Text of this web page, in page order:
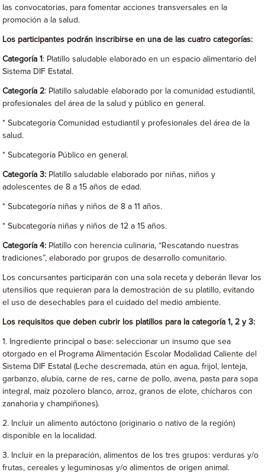
las convocatorias, para fomentar acciones transversales en la
promoción a la salud.
Los participantes podrán inscribirse en una de las cuatro categorías:
Categoría 1 : Platillo saludable elaborado en un espacio alimentario del
Sistema DIF Estatal.
Categoría 2: Platillo saludable elaborado por la comunidad estudiantil,
profesionales del área de la salud y público en general.
* Subcategoría Comunidad estudiantil y profesionales del área de la
salud.
* Subcategoría Público en general.
Categoría 3: Platillo saludable elaborado por niñas, niños y
adolescentes de 8 a 15 años de edad.
* Subcategoría niñas y niños de 8 a 11 años.
* Subcategoría niñas y niños de 12 a 15 años.
Categoría 4: Platillo con herencia culinaria, “Rescatando nuestras
tradiciones”, elaborado por grupos de desarrollo comunitario.
Los concursantes participarán con una sola receta y deberán llevar los
utensilios que requieran para la demostración de su platillo, evitando
el uso de desechables para el cuidado del medio ambiente.
Los requisitos que deben cubrir los platillos para la categoría 1, 2 y 3:
1. Ingrediente principal o base: seleccionar un insumo que sea
otorgado en el Programa Alimentación Escolar Modalidad Caliente del
Sistema DIF Estatal (Leche descremada, atún en agua, frijol, lenteja,
garbanzo, alubia, carne de res, carne de pollo, avena, pasta para sopa
integral, maíz pozolero blanco, arroz, granos de elote, chícharos con
zanahoria y champiñones).
2. Incluir un alimento autóctono (originario o nativo de la región)
disponible en la localidad.
3. Incluir en la preparación, alimentos de los tres grupos: verduras y/o
frutas, cereales y leguminosas y/o alimentos de origen animal.